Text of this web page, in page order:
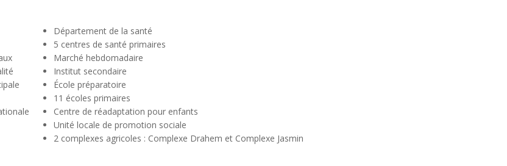
Département de la santé
5 centres de santé primaires
Marché hebdomadaire
Institut secondaire
École préparatoire
11 écoles primaires
Centre de réadaptation pour enfants
Unité locale de promotion sociale
2 complexes agricoles : Complexe Drahem et Complexe Jasmin